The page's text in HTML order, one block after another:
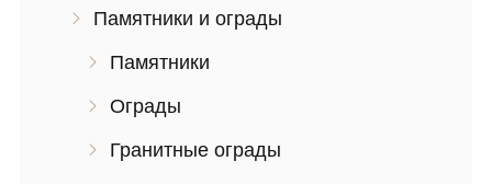
Памятники и ограды
Памятники
Ограды
Гранитные ограды